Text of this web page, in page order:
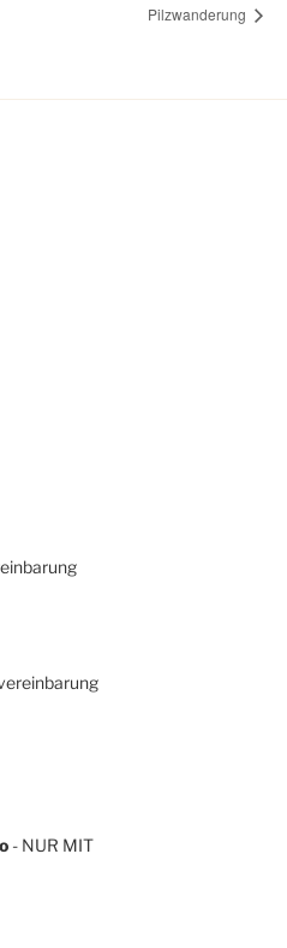
Pilzwanderung
- NUR MIT